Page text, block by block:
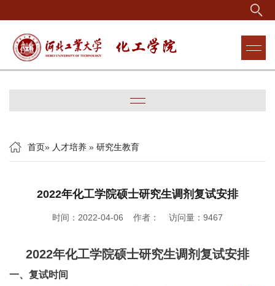
首页» 人才培养 » 研究生教育
2022年化工学院硕士研究生调剂复试安排
时间：2022-04-06 作者： 访问量： 9467
2022年化工学院硕士研究生调剂复试安排
一、复试时间